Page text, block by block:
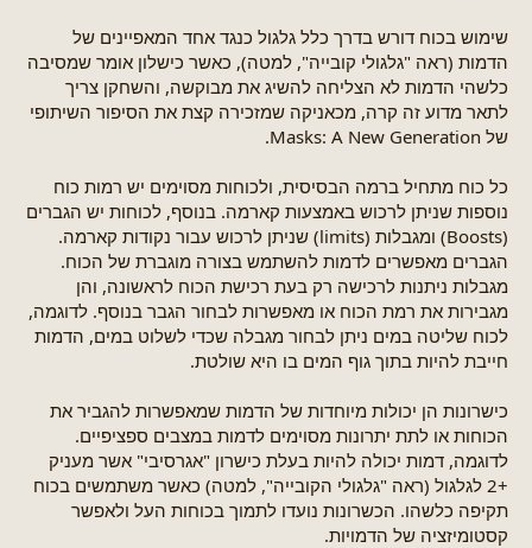
שימוש בכוח דורש בדרך כלל גלגול כנגד אחד המאפיינים של
הדמות (ראה "גלגולי קובייה", למטה), כאשר כישלון אומר שמסיבה
כלשהי הדמות לא הצליחה להשיג את מבוקשה, והשחקן צריך
לתאר מדוע זה קרה, מכאניקה שמזכירה קצת את הסיפור השיתופי
של Masks: A New Generation.
כל כוח מתחיל ברמה הבסיסית, ולכוחות מסוימים יש רמות כוח
נוספות שניתן לרכוש באמצעות קארמה. בנוסף, לכוחות יש הגברים
(Boosts) ומגבלות (limits) שניתן לרכוש עבור נקודות קארמה.
הגברים מאפשרים לדמות להשתמש בצורה מוגברת של הכוח.
מגבלות ניתנות לרכישה רק בעת רכישת הכוח לראשונה, והן
מגבירות את רמת הכוח או מאפשרות לבחור הגבר בנוסף. לדוגמה,
לכוח שליטה במים ניתן לבחור מגבלה שכדי לשלוט במים, הדמות
חייבת להיות בתוך גוף המים בו היא שולטת.
כישרונות הן יכולות מיוחדות של הדמות שמאפשרות להגביר את
הכוחות או לתת יתרונות מסוימים לדמות במצבים ספציפיים.
לדוגמה, דמות יכולה להיות בעלת כישרון "אגרסיבי" אשר מעניק
+2 לגלגול (ראה "גלגולי הקובייה", למטה) כאשר משתמשים בכוח
תקיפה כלשהו. הכשרונות נועדו לתמוך בכוחות העל ולאפשר
קסטומיזציה של הדמויות.